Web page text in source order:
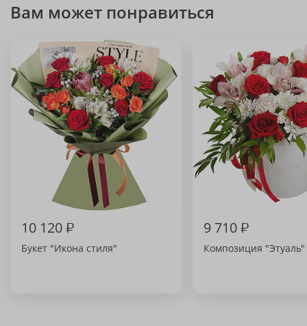
Вам может понравиться
10 120₽
Букет "Икона стиля"
9 710₽
Композиция "Этуаль"